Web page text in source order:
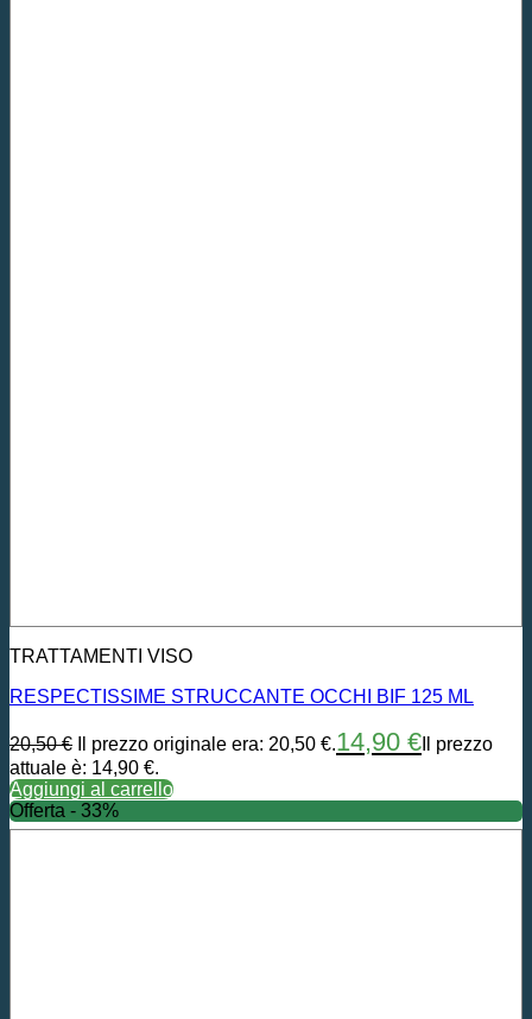
TRATTAMENTI VISO
RESPECTISSIME STRUCCANTE OCCHI BIF 125 ML
20,50€ Il prezzo originale era: 20,50 €.14,90 € Il prezzo
attuale è: 14,90 €.
Aggiungi al carrello
Offerta - 33%